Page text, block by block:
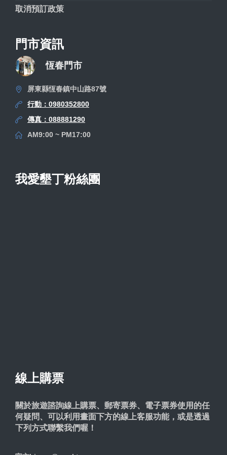
取消預訂政策
門市資訊
恆春門市
屏東縣恆春鎮中山路87號
行動：0980352800
傳真：088881290
AM9:00 ~ PM17:00
我愛墾丁粉絲團
線上購票
關於旅遊諮詢線上購票、郵寄票券、電子票券使用的任
何疑問、可以利用畫面下方的線上客服功能，或是透過
下列方式聯繫我們喔！